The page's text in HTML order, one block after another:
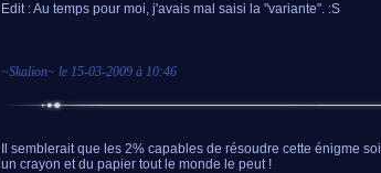
Edit : Au temps pour moi, j'avais mal saisi la "variante". :S
~Skalion~ le 15-03-2009 à 10:46
Il semblerait que les 2% capables de résoudre cette énigme
un crayon et du papier tout le monde le peut !